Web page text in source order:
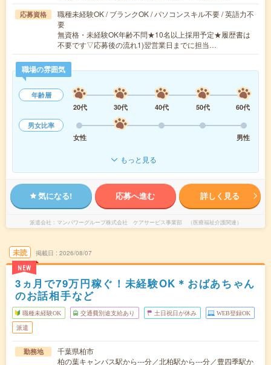
応募資格
職種未経験OK / ブランクOK / パソコンスキル不要 / 英語力不
要
無資格・未経験OK年齢不問★10名以上採用予定★履歴書は
不要です▽応募後の流れ1)翌営業日までに担当…
職場の雰囲気
年齢層
20代
30代 40代 50代
60代
男女比率
女性
男性
もっと見る
気になる! 応募へ進む 詳しく見る
派遣会社 マンパワーグループ株式会社 ケアサービス事業部 （医療福祉介護関連）
未読
NEW
掲載日 2026/08/07
3ヵ月で79万円稼ぐ！未経験OK＊おばあちゃん
のお話相手など
職種未経験OK 交通費別途支給あり 土日祝日が休み WEB登録OK
派遣
勤務地
千葉県柏市
柏の葉キャンパス駅から---分／北柏駅から---分／豊四季駅か